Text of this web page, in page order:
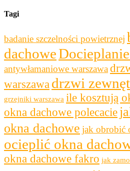
Tagi
badanie szczelności powietrznej
dachowe
antywłamaniowe warszawa
warszawa drzwi
grzejniki warszawa ile kosztują
okna dachowe polecacie
okna dachowe jak obrobić
ocieplić okna
okna dachowe fakro jak